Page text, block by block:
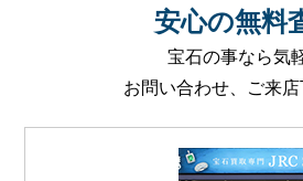
安心の無料
宝石の事なら気
お問い合わせ、ご来店